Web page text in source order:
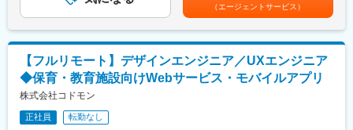
ロボアドバイザー「ROBOPRO」、金融機関向けのファンドラッ
プSaaS、アドバイザリー事業など、SBIグループとして金融領域
における複数事業を展開。2025年9月には総取扱残高が5000億円
を突破し、業界でも注目を浴びています。新NISAの追い風もあり
資産運用を始める個人ユーザーも増加。ネット証券の台頭によ
り、顧客離れが課題視される地方銀行に向け"売れる金融商品"のた
めの情報発信、金融機関に向けた運用基盤システム・運用商品開
発をワンストップ提供するSaaSと、今後も成長が期待される企業
となっています。
【案件例】
・サービスサイト
・スマートフォンアプリ（機能系アプリ・カジュアルゲーム）
・Webサイト、スマートフォンアプリなどの運用案件
（エージェントサービス）
【フルリモート】デザインエンジニア／UXエンジニア
◆保育・教育施設向けWebサービス・モバイルアプリ
株式会社コドモン
正社員 転勤なし